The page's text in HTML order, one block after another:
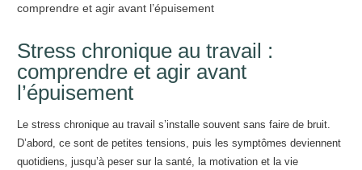
comprendre et agir avant l’épuisement
Stress chronique au travail :
comprendre et agir avant
l’épuisement
Le stress chronique au travail s’installe souvent sans faire de bruit.
D’abord, ce sont de petites tensions, puis les symptômes deviennent
quotidiens, jusqu’à peser sur la santé, la motivation et la vie